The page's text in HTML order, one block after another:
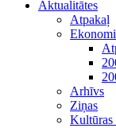
Aktualitātes
Atpakaļ
Arhīvs
Ziņas
Kultūras